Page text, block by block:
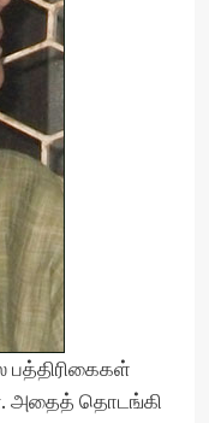
பத்திரிகைகள்
அதைத் தொடங்கி